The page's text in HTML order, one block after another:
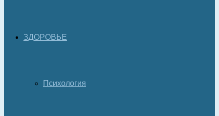
ЗДОРОВЬЕ
Психология